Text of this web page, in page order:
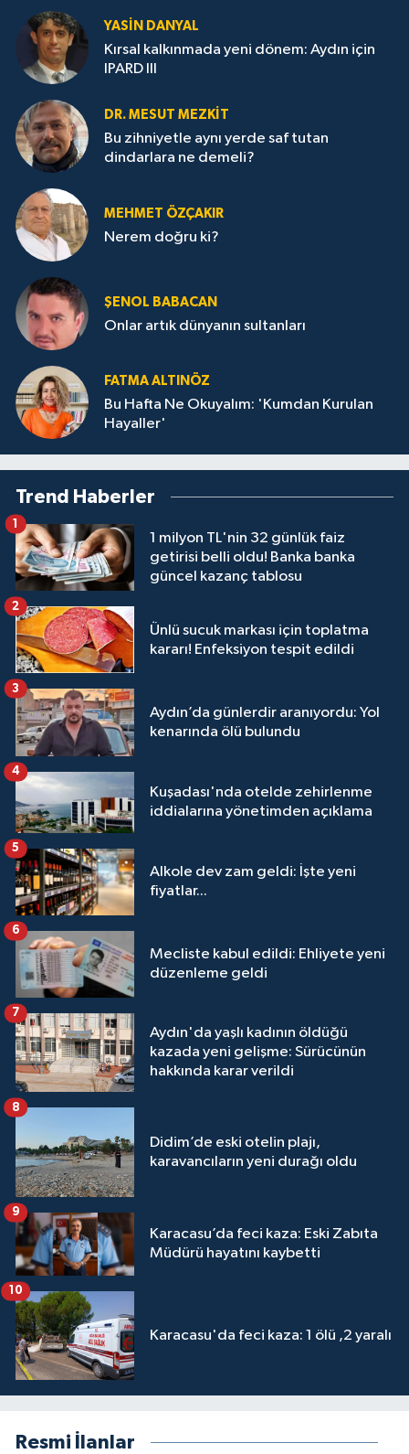
YASIN DANYAL
Kırsal kalkınmada yeni dönem: Aydın için
IPARD III
DR. MESUT MEZKIT
Bu zihniyetle aynı yerde saf tutan
dindarlara ne demeli?
MEHMET ÖZÇAKIR
Nerem doğru ki?
ŞENOL BABACAN
Onlar artık dünyanın sultanları
FATMA ALTINÖZ
Bu Hafta Ne Okuyalım: 'Kumdan Kurulan
Hayaller'
Trend Haberler
1 milyon TL'nin 32 günlük faiz
getirisi belli oldu! Banka banka
güncel kazanç tablosu
1
Ünlü sucuk markası için toplatma
kararı! Enfeksiyon tespit edildi
2
Aydın’da günlerdir aranıyordu: Yol
kenarında ölü bulundu
3
Kuşadası'nda otelde zehirlenme
iddialarına yönetimden açıklama
4
Alkole dev zam geldi: İşte yeni
fiyatlar...
5
Mecliste kabul edildi: Ehliyete yeni
düzenleme geldi
6
Aydın'da yaşlı kadının öldüğü
kazada yeni gelişme: Sürücünün
hakkında karar verildi
7
Didim’de eski otelin plajı,
karavancıların yeni durağı oldu
8
Karacasu’da feci kaza: Eski Zabıta
Müdürü hayatını kaybetti
9
Karacasu'da feci kaza: 1 ölü ,2 yaralı
10
Resmi İlanlar